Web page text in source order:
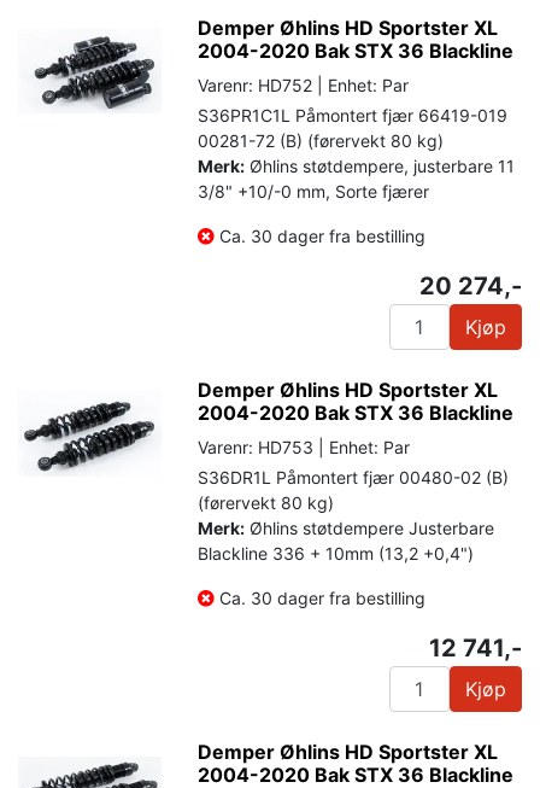
Demper Øhlins HD Sportster XL
2004-2020 Bak STX 36 Blackline
Varenr: HD752 | Enhet: Par
S36PR1C1L Påmontert fjær 66419-019
00281-72 (B) (førervekt 80 kg)
Merk: Øhlins støtdempere, justerbare 11
3/8" +10/-0 mm, Sorte fjærer
Ca. 30 dager fra bestilling
20 274,-
Kjøp
Demper Øhlins HD Sportster XL
2004-2020 Bak STX 36 Blackline
Varenr: HD753 | Enhet: Par
S36DR1L Påmontert fjær 00480-02 (B)
(førervekt 80 kg)
Merk: Øhlins støtdempere Justerbare
Blackline 336 + 10mm (13,2 +0,4")
Ca. 30 dager fra bestilling
12 741,-
Kjøp
Demper Øhlins HD Sportster XL
2004-2020 Bak STX 36 Blackline